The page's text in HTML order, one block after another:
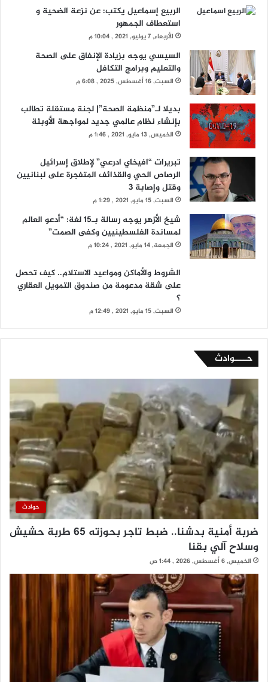
الربيع إسماعيل يكتب: عن نزعة الضحية و
استعطاف الجمهور
الأربعاء, 7 يوليو, 2021 , 10:04 م
السيسي يوجه بزيادة الإنفاق على الصحة
والتعليم وبرامج التكافل
السبت, 16 أغسطس, 2025 , 6:08 م
بديلا لـ”منظمة الصحة”| لجنة مستقلة تطالب
بإنشاء نظام عالمي جديد لمواجهة الأوبئة
الخميس, 13 مايو, 2021 , 1:46 م
تبريرات “افيخاي ادرعي” لإطلاق إسرائيل
الرصاص الحي والقذائف المتفجرة على لبنانيين
وقتل وإصابة 3
السبت, 15 مايو, 2021 , 1:29 م
شيخ الأزهر يوجه رسالة بـ15 لغة: “أدعو العالم
لمساندة الفلسطينيين وكفى الصمت”
الجمعة, 14 مايو, 2021 , 10:24 م
الشروط والأماكن ومواعيد الاستلام.. كيف تحصل
على شقة مدعومة من صندوق التمويل العقاري
؟
السبت, 15 مايو, 2021 , 12:49 م
حــــوادث
حوادث
ضربة أمنية بدشنا.. ضبط تاجر بحوزته 65 طربة حشيش
وسلاح آلي بقنا
الخميس, 6 أغسطس, 2026 , 1:44 ص